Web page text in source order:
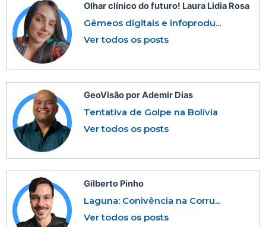
Olhar clínico do futuro! Laura Lidia Rosa
Gêmeos digitais e infoprodu...
Ver todos os posts
GeoVisão por Ademir Dias
Tentativa de Golpe na Bolívia
Ver todos os posts
Gilberto Pinho
Laguna: Conivência na Corru...
Ver todos os posts